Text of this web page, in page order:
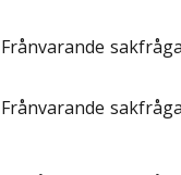
Frånvarande
Frånvarande